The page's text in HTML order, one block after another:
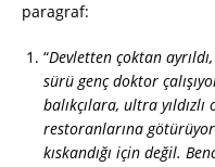
paragraf:
“Devletten çoktan
sürü genç doktor
balıkçılara, ultra
restoranlarına
kıskandığı için değil.